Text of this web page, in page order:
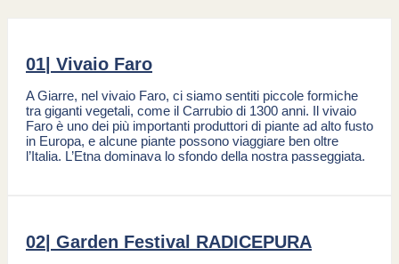
01| Vivaio Faro
A Giarre, nel vivaio Faro, ci siamo sentiti piccole formiche
tra giganti vegetali, come il Carrubio di 1300 anni. Il vivaio
Faro è uno dei più importanti produttori di piante ad alto fusto
in Europa, e alcune piante possono viaggiare ben oltre
l’Italia. L’Etna dominava lo sfondo della nostra passeggiata.
02| Garden Festival RADICEPURA